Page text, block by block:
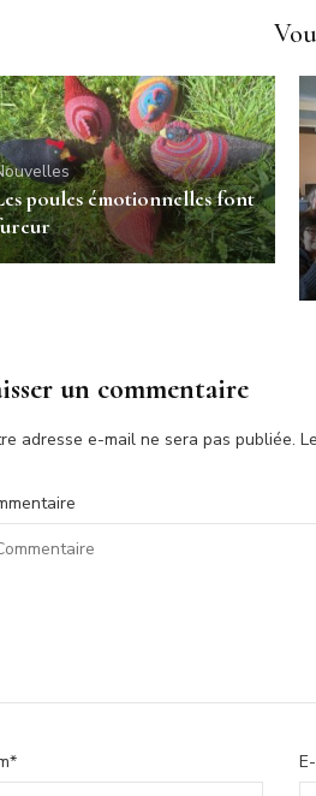
poules émotionnelles font
un commentaire
adresse e-mail ne sera pas publiée.
*